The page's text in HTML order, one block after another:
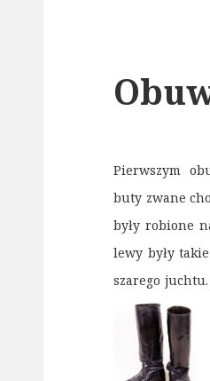
Pierwszym
buty zwane
były robione
lewy były
szarego